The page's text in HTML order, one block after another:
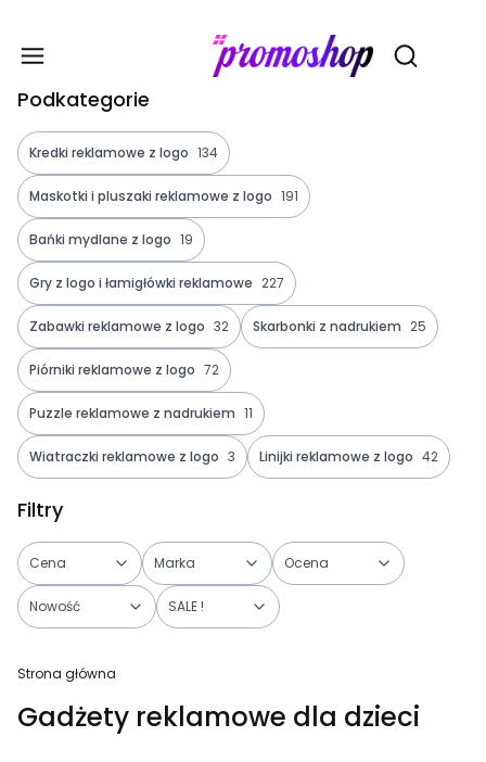
Otwórz
Podkategorie
Kredki reklamowe z logo 134
Maskotki i pluszaki reklamowe z logo 191
Bańki mydlane z logo 19
Gry z logo i łamigłówki reklamowe 227
Zabawki reklamowe z logo 32 Skarbonki z nadrukiem 25
Piórniki reklamowe z logo 72
Puzzle reklamowe z nadrukiem 11
Wiatraczki reklamowe z logo 3 Linijki reklamowe z logo 42
Filtry
Cena Marka Ocena
Nowość SALE !
Strona główna
Gadżety reklamowe dla dzieci